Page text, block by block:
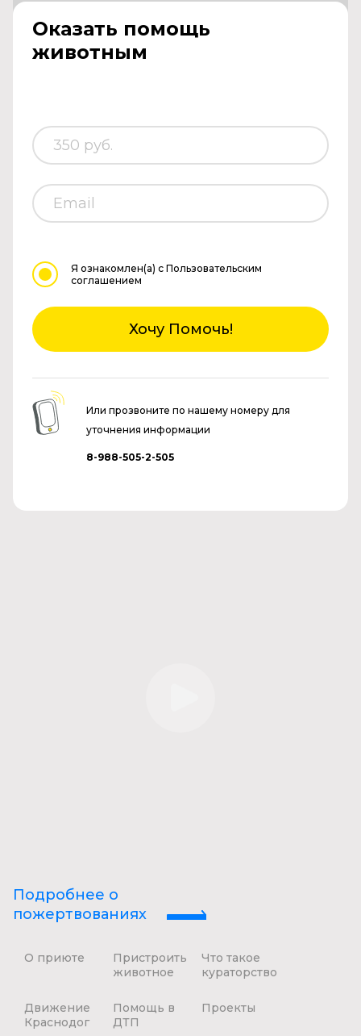
Оказать помощь
животным
Я ознакомлен(а) с Пользовательским
соглашением
Хочу Помочь!
Или прозвоните по нашему номеру для
уточнения информации
8-988-505-2-505
Подробнее о
пожертвованиях
О приюте
Пристроить
животное
Что такое
кураторство
Движение
Краснодог
Помощь в
ДТП
Проекты